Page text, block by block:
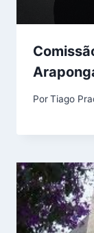
PorTiago